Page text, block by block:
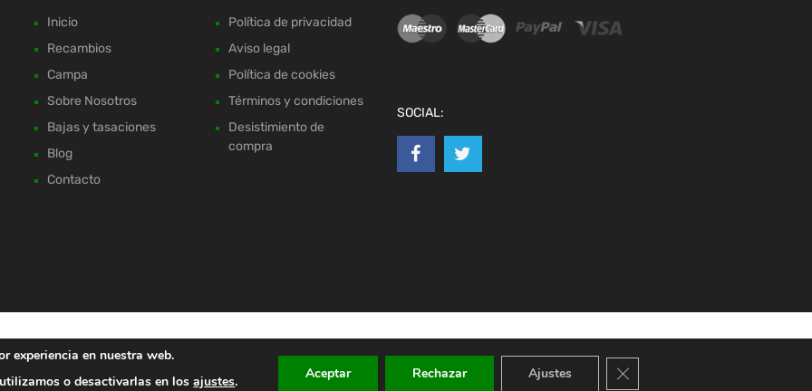
Inicio
Recambios
Campa
Sobre Nosotros
Bajas y tasaciones
Blog
Contacto
Política de privacidad
Aviso legal
Política de cookies
Términos y condiciones
Desistimiento de
compra
SOCIAL:
experiencia en nuestra web.
o desactivarlas en losajustes. Aceptar Rechazar Ajustes Cerrar el banner de cookies RGPD